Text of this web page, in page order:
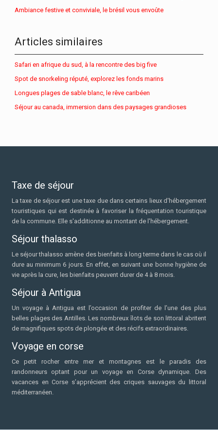
Ambiance festive et conviviale, le brésil vous envoûte
Articles similaires
Safari en afrique du sud, à la rencontre des big five
Spot de snorkeling réputé, explorez les fonds marins
Longues plages de sable blanc, le rêve caribéen
Séjour au canada, immersion dans des paysages grandioses
Taxe de séjour
La taxe de séjour est une taxe due dans certains lieux d'hébergement
touristiques qui est destinée à favoriser la fréquentation touristique
de la commune. Elle s'additionne au montant de l'hébergement.
Séjour thalasso
Le séjour thalasso amène des bienfaits à long terme dans le cas où il
dure au minimum 6 jours. En effet, en suivant une bonne hygiène de
vie après la cure, les bienfaits peuvent durer de 4 à 8 mois.
Séjour à Antigua
Un voyage à Antigua est l’occasion de profiter de l’une des plus
belles plages des Antilles. Les nombreux îlots de son littoral abritent
de magnifiques spots de plongée et des récifs extraordinaires.
Voyage en corse
Ce petit rocher entre mer et montagnes est le paradis des
randonneurs optant pour un voyage en Corse dynamique. Des
vacances en Corse s’apprécient des criques sauvages du littoral
méditerranéen.